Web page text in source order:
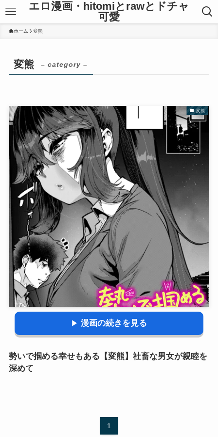
エロ漫画・hitomiとrawとドチャ
可愛
ホーム 変熊
変熊 – category –
変熊
漫画の続きを見る
勢いで掴める幸せもある【変熊】社畜な男女が親睦を
深めて
1